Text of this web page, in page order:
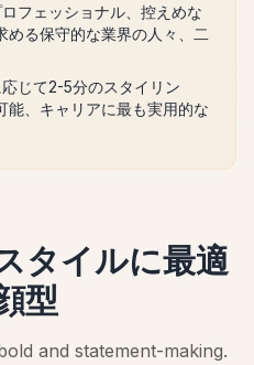
フェッショナル、控えめな
める保守的な業界の人々、二
じて2-5分のスタイリン
能、キャリアに最も実用的な
タイルに最適
型
and statement-making.